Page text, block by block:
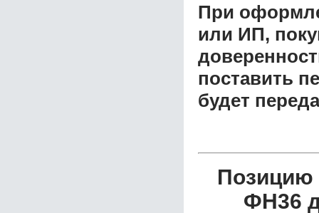
При
или ИП,
поставить
будет
ФН36